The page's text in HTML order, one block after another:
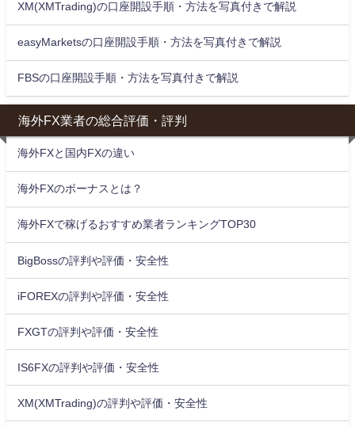
XM(XMTrading)の口座開設手順・方法を写真付きで解説
easyMarketsの口座開設手順・方法を写真付きで解説
FBSの口座開設手順・方法を写真付きで解説
海外FX業者の総合評価・評判
海外FXと国内FXの違い
海外FXのボーナスとは？
海外FXで稼げるおすすめ業者ランキングTOP30
BigBossの評判や評価・安全性
iFOREXの評判や評価・安全性
FXGTの評判や評価・安全性
IS6FXの評判や評価・安全性
XM(XMTrading)の評判や評価・安全性